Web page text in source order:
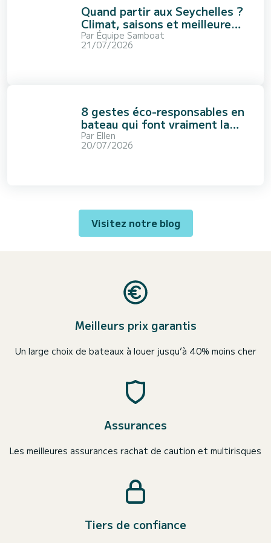
Quand partir aux Seychelles ?
Climat, saisons et meilleure
période
Par Équipe Samboat
21/07/2026
8 gestes éco-responsables en
bateau qui font vraiment la
différence
Par Ellen
20/07/2026
Visitez notre blog
Meilleurs prix garantis
Un large choix de bateaux à louer jusqu’à 40% moins cher
Assurances
Les meilleures assurances rachat de caution et multirisques
Tiers de confiance